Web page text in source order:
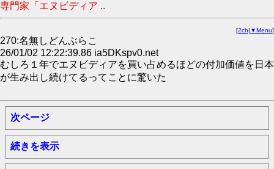
専門家「エヌビディア ..
[2ch| ▼Menu]
270:名無しどんぶらこ
26/01/02 12:22:39.86 ia5DKspv0.net
むしろ１年でエヌビディアを買い占めるほどの付加価値を日本
が生み出し続けてるってことに驚いた
次ページ
続きを表示